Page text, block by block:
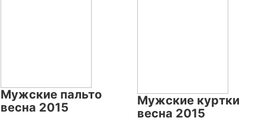
Мужские пальто
весна 2015
Мужские куртки
весна 2015